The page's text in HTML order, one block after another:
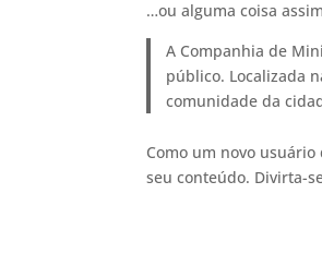
…ou alguma coisa
A Companhia de
público. Localizada
comunidade da
Como um novo
seu conteúdo. Divirta-